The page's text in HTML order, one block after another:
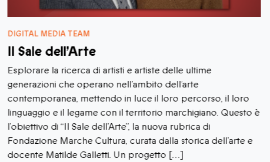
DIGITAL MEDIA TEAM
Il Sale dell’Arte
Esplorare la ricerca di artisti e artiste delle ultime
generazioni che operano nell’ambito dell’arte
contemporanea, mettendo in luce il loro percorso, il loro
linguaggio e il legame con il territorio marchigiano. Questo è
l’obiettivo di “Il Sale dell’Arte”, la nuova rubrica di
Fondazione Marche Cultura, curata dalla storica dell’arte e
docente Matilde Galletti. Un progetto […]